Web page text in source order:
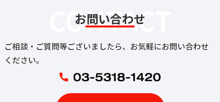
CONTACT
お問い合わせ
ご相談・ご質問等ございましたら、お気軽にお問い合わせ
ください。